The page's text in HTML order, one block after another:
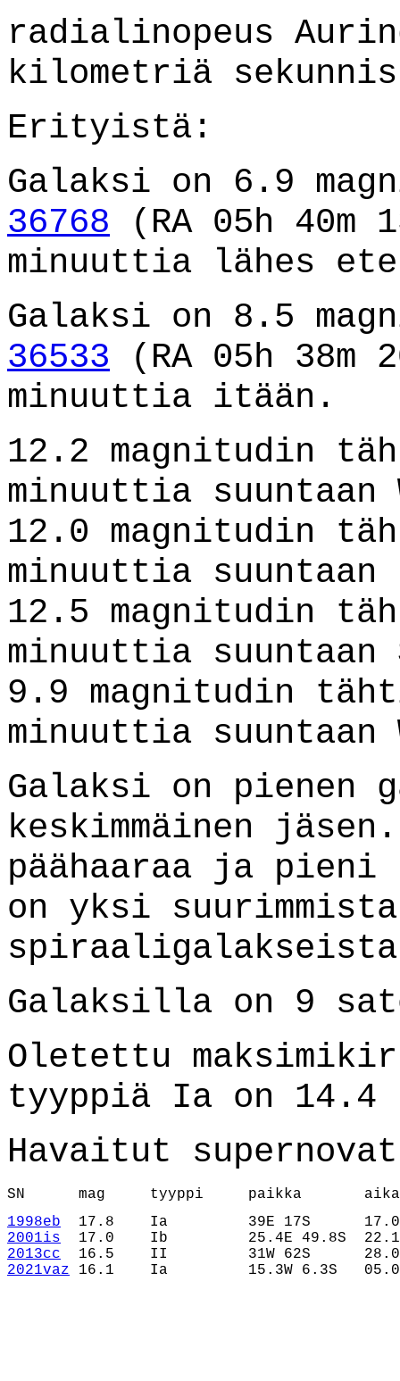
radialinopeus
kilometriä
Erityistä:
Galaksi on 6.9
36768 (RA 05h 40m
minuuttia lähes
Galaksi on 8.5
36533 (RA 05h 38m
minuuttia itään.
12.2 magnitudin
minuuttia suuntaan
12.0 magnitudin
minuuttia suuntaan
12.5 magnitudin
minuuttia suuntaan
9.9 magnitudin
minuuttia suuntaan
Galaksi on pienen
keskimmäinen
päähaaraa ja
on yksi
Galaksilla on 9
Oletettu
tyyppiä Ia on 14.4
Havaitut
1998eb
2001is
2013cc
2021vaz 16.1    Ia         15.3W 6.3S